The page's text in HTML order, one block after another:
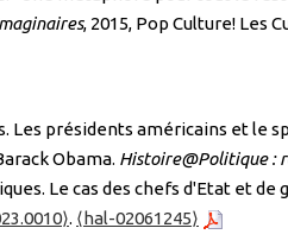
, 2015, Pop Culture! Les
Les présidents américains et le
Obama. Histoire@Politique :
Le cas des chefs d'Etat et de
. ⟨hal-02061245⟩